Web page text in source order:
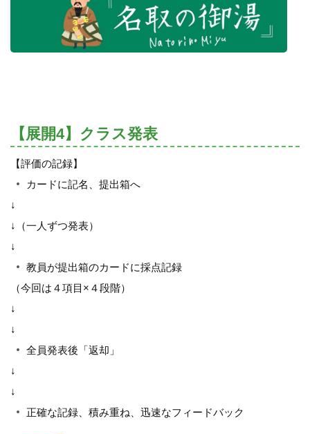
【展開4】クラス発表
【評価の記録】
カードに記名、提出箱へ
↓
↓（一人ずつ発表）
↓
教員が提出箱のカードに採点記録
（今回は４項目×４段階）
↓
↓
全員発表後「返却」
↓
↓
正確な記録、積み重ね、迅速なフィードバック